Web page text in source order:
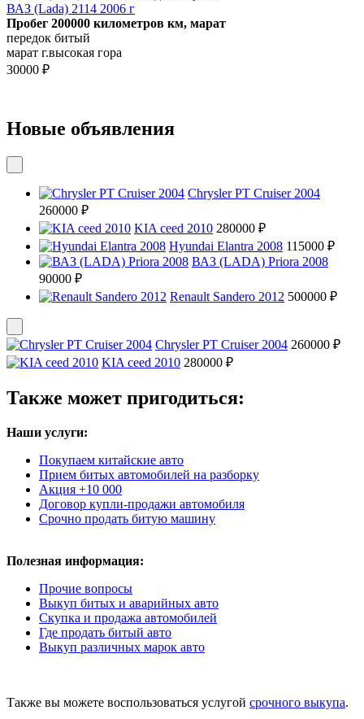
ВАЗ (Lada) 2114 2006 г
Пробег 200000 километров км, марат
передок битый
марат г.высокая гора
30000 ₽
Новые объявления
Chrysler PT Cruiser 2004
260000 ₽
KIA ceed 2010 280000 ₽
Hyundai Elantra 2008 115000 ₽
ВАЗ (LADA) Priora 2008
90000 ₽
Renault Sandero 2012 500000 ₽
Chrysler PT Cruiser 2004 260000 ₽
KIA ceed 2010 280000 ₽
Также может пригодиться:
Наши услуги:
Покупаем китайские авто
Прием битых автомобилей на разборку
Акция +10 000
Договор купли-продажи автомобиля
Срочно продать битую машину
Полезная информация:
Прочие вопросы
Выкуп битых и аварийных авто
Скупка и продажа автомобилей
Где продать битый авто
Выкуп различных марок авто
Также вы можете воспользоваться услугой срочного выкупа.